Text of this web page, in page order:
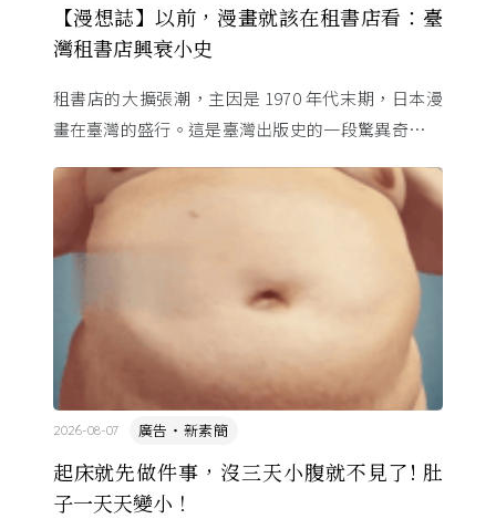
【漫想誌】以前，漫畫就該在租書店看：臺
灣租書店興衰小史
租書店的大擴張潮，主因是 1970 年代末期，日本漫
畫在臺灣的盛行。這是臺灣出版史的一段驚異奇航。
的協定保護 ...
起床就先做件事，沒三天小腹就不見了! 肚
子一天天變小！
廣告・新素簡
2026-08-07